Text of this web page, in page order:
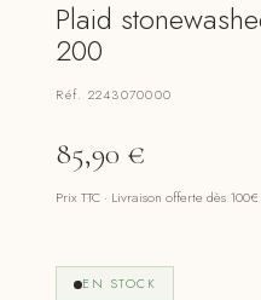
Plaid
200
Réf. 2243070000
85,90 €
Prix TTC · Livraison offerte dès
EN STOCK